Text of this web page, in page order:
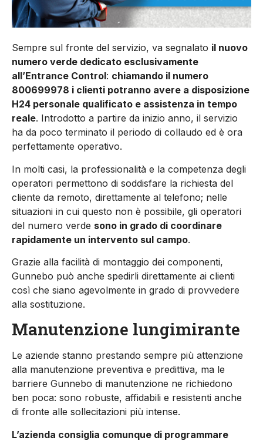
Sempre sul fronte del servizio, va segnalato il nuovo
numero verde dedicato esclusivamente
all’Entrance Control: chiamando il numero
800699978 i clienti potranno avere a disposizione
H24 personale qualificato e assistenza in tempo
reale. Introdotto a partire da inizio anno, il servizio
ha da poco terminato il periodo di collaudo ed è ora
perfettamente operativo.
In molti casi, la professionalità e la competenza degli
operatori permettono di soddisfare la richiesta del
cliente da remoto, direttamente al telefono; nelle
situazioni in cui questo non è possibile, gli operatori
del numero verde sono in grado di coordinare
rapidamente un intervento sul campo.
Grazie alla facilità di montaggio dei componenti,
Gunnebo può anche spedirli direttamente ai clienti
così che siano agevolmente in grado di provvedere
alla sostituzione.
Manutenzione lungimirante
Le aziende stanno prestando sempre più attenzione
alla manutenzione preventiva e predittiva, ma le
barriere Gunnebo di manutenzione ne richiedono
ben poca: sono robuste, affidabili e resistenti anche
di fronte alle sollecitazioni più intense.
L’azienda consiglia comunque di programmare